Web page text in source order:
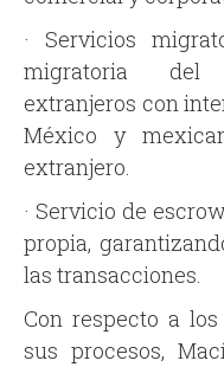
· Servicios
migratoria del
extranjeros con
México y
extranjero.
· Servicio de
propia,
las transacciones.
Con respecto a
sus procesos,